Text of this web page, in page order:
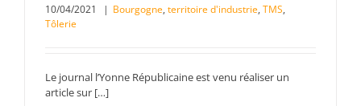
10/04/2021 | Bourgogne, territoire d'industrie, TMS,
Tôlerie
Le journal l’Yonne Républicaine est venu réaliser un
article sur […]